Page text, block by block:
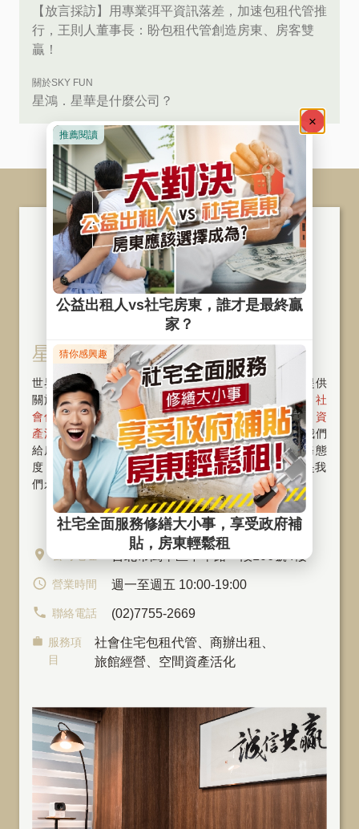
【放言採訪】用專業弭平資訊落差，加速包租代管推
行，王則人董事長：盼包租代管創造房東、房客雙
贏！
關於SKY FUN
星鴻．星華是什麼公司？
星鴻 ‧ 星華股份有限公司
世界再大也要回家，SKY FUN為您打造幸福家！我們提供
關於房屋物件〝租、管、售〞一條龍的整合服務，從
社
會住宅
、 包租代管 、 代租代管 、 物業管理 、
資
產活化 、 旅館經營 與 商辦出租 。好的服務，是我們
給房東及房客最重要的承諾 ! 將以專業、親切的服務態
度，提供您高品質的服務。〝堅持誠信，專注本業〞是我
們永續經營的指標～歡迎隨時 與我們聯繫
台北市萬華區中華路一段106號4樓
營業時間 週一至週五 10:00-19:00
聯絡電話 (02)7755-2669
服務項
目
社會住宅包租代管 、商辦出租
旅館經營、空間資產活化